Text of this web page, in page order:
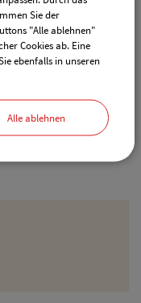
Sie der
"Alle ablehnen"
Cookies ab. Eine
ebenfalls in unseren
Alle ablehnen